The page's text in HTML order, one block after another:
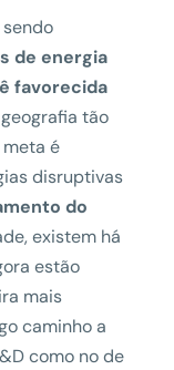
de energia
favorecida
tão
é
disruptivas
do
existem há
estão
mais
caminho a
como no de